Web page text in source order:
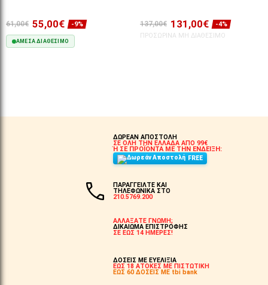
61,00€ 55,00€ -9%
ΆΜΕΣΑ ΔΙΑΘΈΣΙΜΟ
137,00€ 131,00€
-4%
ΠΡΟΣΩΡΙΝΆ ΜΗ ΔΙΑΘΈΣΙΜΟ
ΔΩΡΕΑΝ ΑΠΟΣΤΟΛΗ
ΣΕ ΟΛΗ ΤΗΝ ΕΛΛΑΔΑ ΑΠΟ 99€
Ή ΣΕ ΠΡΟΪΟΝΤΑ ΜΕ ΤΗΝ ΕΝΔΕΙΞΗ:
FREE
ΠΑΡΑΓΓΕΙΛΤΕ ΚΑΙ
ΤΗΛΕΦΩΝΙΚΑ ΣΤΟ
210.5769.200
ΑΛΛΑΞΑΤΕ ΓΝΩΜΗ;
ΔΙΚΑΙΩΜΑ ΕΠΙΣΤΡΟΦΗΣ
ΣΕ ΕΩΣ 14 ΗΜΕΡΕΣ!
ΔΟΣΕΙΣ ΜΕ ΕΥΕΛΙΞΙΑ
ΕΩΣ 18 ΑΤΟΚΕΣ ΜΕ ΠΙΣΤΩΤΙΚΗ
ΕΩΣ 60 ΔΟΣΕΙΣ ΜΕ tbi bank